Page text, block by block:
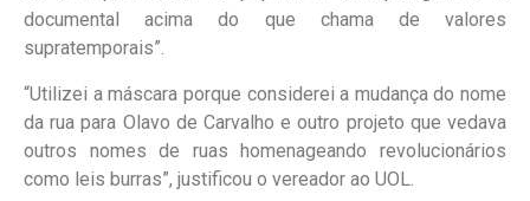
documental acima do que chama de valores
supratemporais”.
“Utilizei a máscara porque considerei a mudança do nome
da rua para Olavo de Carvalho e outro projeto que vedava
outros nomes de ruas homenageando revolucionários
como leis burras”, justificou o vereador ao UOL.